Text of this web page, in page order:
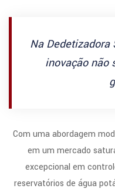
Na Dedetizadora
inovação não
Com uma abordagem
em um mercado
excepcional em
reservatórios de água